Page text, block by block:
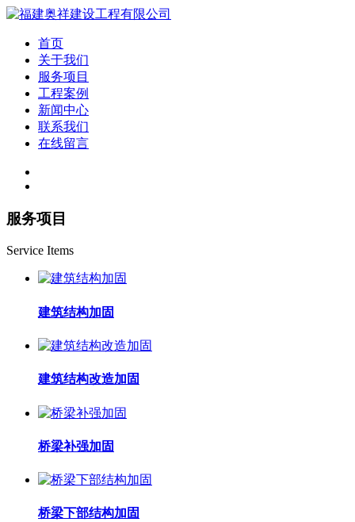
首页
关于我们
服务项目
工程案例
新闻中心
联系我们
在线留言
服务项目
Service Items
建筑结构加固
建筑结构改造加固
桥梁补强加固
桥梁下部结构加固